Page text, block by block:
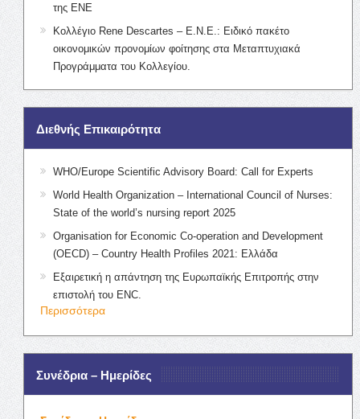
της ΕΝΕ
Κολλέγιο Rene Descartes – Ε.Ν.Ε.: Ειδικό πακέτο
οικονομικών προνομίων φοίτησης στα Μεταπτυχιακά
Προγράμματα του Κολλεγίου.
Διεθνής Επικαιρότητα
WHO/Europe Scientific Advisory Board: Call for Experts
World Health Organization – International Council of Nurses:
State of the world’s nursing report 2025
Organisation for Economic Co-operation and Development
(OECD) – Country Health Profiles 2021: Ελλάδα
Εξαιρετική η απάντηση της Ευρωπαϊκής Επιτροπής στην
επιστολή του ENC.
Περισσότερα
Συνέδρια – Ημερίδες